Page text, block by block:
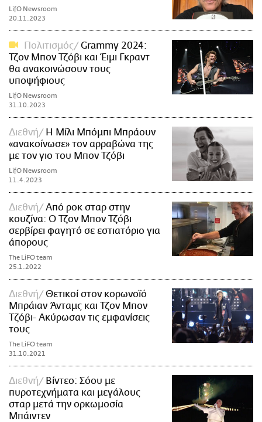
LifO Newsroom
20.11.2023
Πολιτισμός
Grammy 2024:
Τζον Μπον Τζόβι και Έιμι Γκραντ
θα ανακοινώσουν τους
υποψήφιους
LifO Newsroom
31.10.2023
Διεθνή
Η Μίλι Μπόμπι Μπράουν
«ανακοίνωσε» τον αρραβώνα της
με τον γιο του Μπον Τζόβι
LifO Newsroom
11.4.2023
Διεθνή
Από ροκ σταρ στην
κουζίνα: Ο Τζον Μπον Τζόβι
σερβίρει φαγητό σε εστιατόριο για
άπορους
The LiFO team
25.1.2022
Διεθνή
Θετικοί στον κορωνοϊό
Μπράιαν Άνταμς και Τζον Μπον
Tζόβι- Ακύρωσαν τις εμφανίσεις
τους
The LiFO team
31.10.2021
Διεθνή
Βίντεο: Σόου με
πυροτεχνήματα και μεγάλους
σταρ μετά την ορκωμοσία
Μπάιντεν